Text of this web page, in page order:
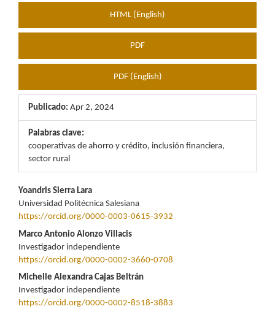
HTML (English)
PDF
PDF (English)
Publicado: Apr 2, 2024
Palabras clave:
cooperativas de ahorro y crédito, inclusión financiera,
sector rural
Contenido
principal
del
artículo
Yoandris Sierra Lara
Universidad Politécnica Salesiana
https://orcid.org/0000-0003-0615-3932
Marco Antonio Alonzo Villacis
Investigador independiente
https://orcid.org/0000-0002-3660-0708
Michelle Alexandra Cajas Beltrán
Investigador independiente
https://orcid.org/0000-0002-8518-3883